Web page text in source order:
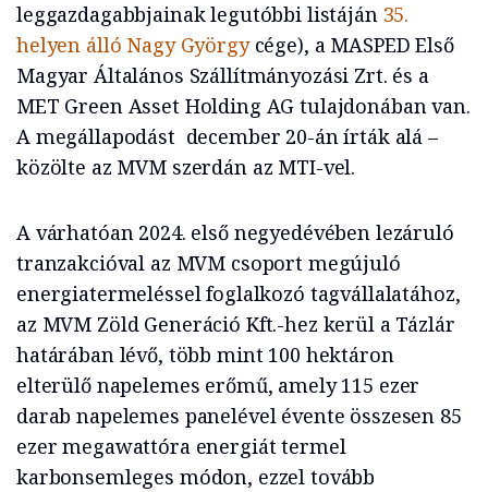
leggazdagabbjainak legutóbbi listáján 35.
helyen álló Nagy Györgycége), a MASPED Első
Magyar Általános Szállítmányozási Zrt. és a
MET Green Asset Holding AG tulajdonában van.
A megállapodást december 20-án írták alá –
közölte az MVM szerdán az MTI-vel.
A várhatóan 2024. első negyedévében lezáruló
tranzakcióval az MVM csoport megújuló
energiatermeléssel foglalkozó tagvállalatához,
az MVM Zöld Generáció Kft.-hez kerül a Tázlár
határában lévő, több mint 100 hektáron
elterülő napelemes erőmű, amely 115 ezer
darab napelemes panelével évente összesen 85
ezer megawattóra energiát termel
karbonsemleges módon, ezzel tovább